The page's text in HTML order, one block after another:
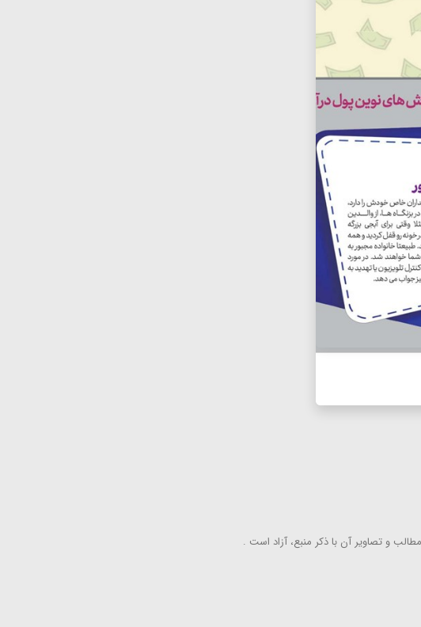
و تصاویر آن با ذكر منبع، آزاد است .